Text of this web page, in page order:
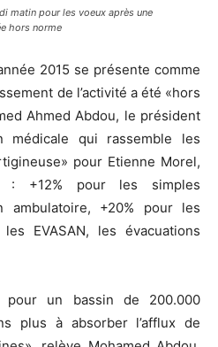
matin pour les voeux après une
hors norme
2015 se présente comme
de l’activité a été «hors
Ahmed Abdou, le président
médicale qui rassemble les
pour Etienne Morel,
: +12% pour les simples
ambulatoire, +20% pour les
EVASAN, les évacuations
un bassin de 200.000
plus à absorber l’afflux de